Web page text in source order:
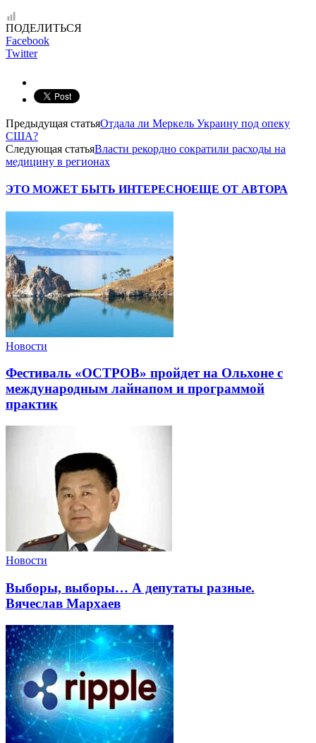
ПОДЕЛИТЬСЯ
Facebook
Twitter
Предыдущая статьяОтдала ли Меркель Украину под опеку
США?
Следующая статьяВласти рекордно сократили расходы на
медицину в регионах
ЭТО МОЖЕТ БЫТЬ ИНТЕРЕСНОЕЩЕ ОТ АВТОРА
Новости
Фестиваль «ОСТРОВ» пройдет на Ольхоне с
международным лайнапом и программой
практик
Новости
Выборы, выборы… А депутаты разные.
Вячеслав Мархаев